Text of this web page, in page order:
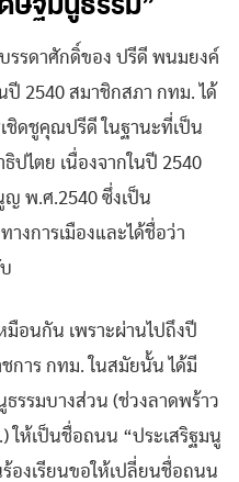
รรดาศักดิ์ของ ปรีดี พนมยงค์
ปี 2540 สมาชิกสภา กทม. ได้
ชิดชูคุณปรีดี ในฐานะที่เป็น
ปไตย เนื่องจากในปี 2540
ญ พ.ศ.2540 ซึ่งเป็น
งการเมืองและได้ชื่อว่า
มือนกัน เพราะผ่านไปถึงปี
การ กทม. ในสมัยนั้น ได้มี
รรมบางส่วน (ช่วงลาดพร้าว
ให้เป็นชื่อถนน “ประเสริฐมนู
องเรียนขอให้เปลี่ยนชื่อถนน